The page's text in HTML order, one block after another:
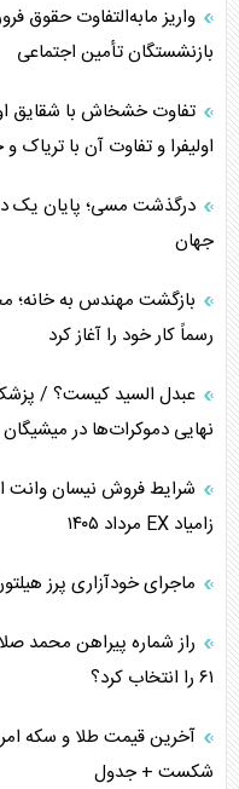
بازنشستگان تأمین اجتماعی
تفاوت خشخاش با شقایق
اولیفرا و تفاوت آن با
جهان
بازگشت مهندس به خانه؛
رسماً کار خود را آغاز کرد
عبدل السید کیست؟ / پزشک
نهایی دموکرات‌ها در میشیگان
شرایط فروش نیسان وانت
زامیاد EX مرداد ۱۴۰۵
ماجرای خودآزاری پرز
راز شماره پیراهن محمد
۶۱ را انتخاب کرد؟
شکست + جدول